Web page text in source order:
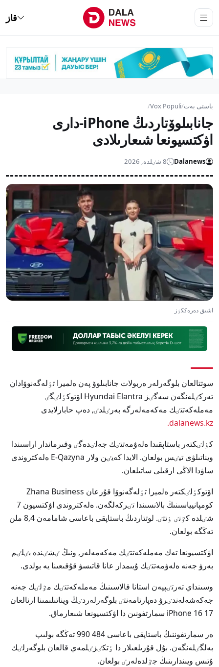
قاز
باستى بەت/
Vox Populi
/
جانابىلوۆتاردىڭ iPhone-دارى
اۋكتسيونعا شىعارىلادى
Dalanews 8 شٸلدە, 2026
اشىق دەرەككٶز
سوتتالعان بلوگەرلەر ەربولات جانابىلوۆ پەن ەلميرا تٶلەگەنوۆادان
تەركٸلەنگەن سەگٸز Hyundai Elantra اۆتوكٶلٸگٸ
مەملەكەتتٸك مەكەمەلەرگە بەرٸلدٸ, دەپ حابارلايدى
dalanews.kz.
كٶلٸكتەر باستاپقىدا ەلەۋمەتتٸك جەلٸدەگٸ وقىرماندار اراسىندا
ويناتىلۋى تيٸس بولعان. الايدا كەيٸن ولار E-Qazyna ەلەكتروندى
ساۋدا الاڭى ارقىلى ساتىلعان.
اۆتوكٶلٸكتەر ەلميرا تٶلەگەنوۆا قۇرعان Zhana Business
كومپانيياسىنىڭ بالانسىندا تٸركەلگەن. ەلەكتروندى اۋكتسيون 7
شٸلدە كٷنٸ ٶتتٸ. لوتتاردىڭ باستاپقى باعاسى شامامەن 8,4 ملن
تەڭگە بولعان.
اۋكتسيونعا تەك مەملەكەتتٸك مەكەمەلەر, ونىڭ ٸشٸندە بٸلٸم
بەرۋ جەنە ەلەۋمەتتٸك ۇيىمدار عانا قاتىسۋ قۇقىعىنا يە بولدى.
وسىنداي تەرتٸپپەن استانا قالاسىنىڭ مەملەكەتتٸك مٷلٸك جەنە
جەكەشەلەندٸرۋ دەپارتامەنتٸ بلوگەرلەردٸڭ ويناتىلىمىنا ارنالعان
17 iPhone 16 سمارتفونىن دا اۋكتسيونعا شىعارماق.
ەر سمارتفوننىڭ باستاپقى باعاسى 484 990 تەڭگە بولىپ
بەلگٸلەنگەن. بۇل قۇرىلعىلار دا ٶتكٸزٸلمەي قالعان بلوگەرلٸك
ۇتىس ويىندارىنىڭ جٷلدەلەرٸ بولعان.